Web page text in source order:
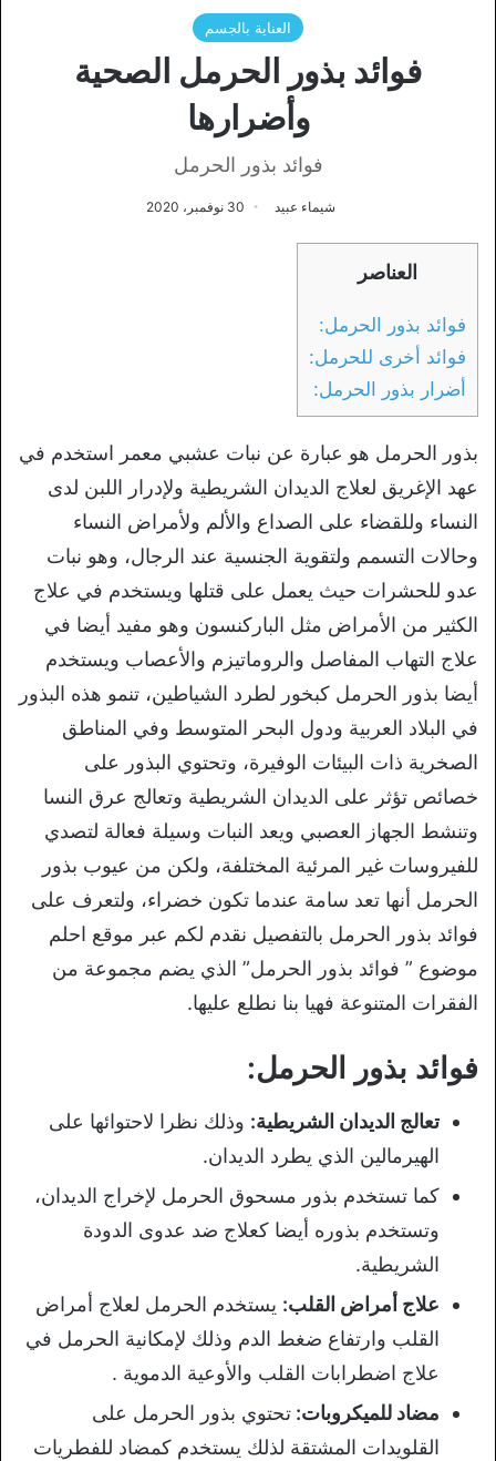
العناية بالجسم
فوائد بذور الحرمل الصحية
وأضرارها
فوائد بذور الحرمل
شيماء عبيد 30 نوفمبر، 2020
العناصر
فوائد بذور الحرمل:
فوائد أخرى للحرمل:
أضرار بذور الحرمل:
بذور الحرمل هو عبارة عن نبات عشبي معمر استخدم في
عهد الإغريق لعلاج الديدان الشريطية ولإدرار اللبن لدى
النساء وللقضاء على الصداع والألم ولأمراض النساء
وحالات التسمم ولتقوية الجنسية عند الرجال، وهو نبات
عدو للحشرات حيث يعمل على قتلها ويستخدم في علاج
الكثير من الأمراض مثل الباركنسون وهو مفيد أيضا في
علاج التهاب المفاصل والروماتيزم والأعصاب ويستخدم
أيضا بذور الحرمل كبخور لطرد الشياطين، تنمو هذه البذور
في البلاد العربية ودول البحر المتوسط وفي المناطق
الصخرية ذات البيئات الوفيرة، وتحتوي البذور على
خصائص تؤثر على الديدان الشريطية وتعالج عرق النسا
وتنشط الجهاز العصبي ويعد النبات وسيلة فعالة لتصدي
للفيروسات غير المرئية المختلفة، ولكن من عيوب بذور
الحرمل أنها تعد سامة عندما تكون خضراء، ولتعرف على
فوائد بذور الحرمل بالتفصيل نقدم لكم عبر موقع احلم
موضوع ” فوائد بذور الحرمل” الذي يضم مجموعة من
الفقرات المتنوعة فهيا بنا نطلع عليها.
فوائد بذور الحرمل:
تعالج الديدان الشريطية: وذلك نظرا لاحتوائها على
الهيرمالين الذي يطرد الديدان.
كما تستخدم بذور مسحوق الحرمل لإخراج الديدان،
وتستخدم بذوره أيضا كعلاج ضد عدوى الدودة
الشريطية.
علاج أمراض القلب: يستخدم الحرمل لعلاج أمراض
القلب وارتفاع ضغط الدم وذلك لإمكانية الحرمل في
علاج اضطرابات القلب والأوعية الدموية .
مضاد للميكروبات: تحتوي بذور الحرمل على
القلويدات المشتقة لذلك يستخدم كمضاد للفطريات